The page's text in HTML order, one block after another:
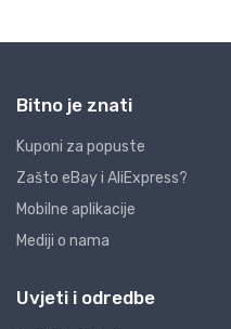
Bitno je znati
Kuponi za popuste
Zašto eBay i AliExpress?
Mobilne aplikacije
Mediji o nama
Uvjeti i odredbe